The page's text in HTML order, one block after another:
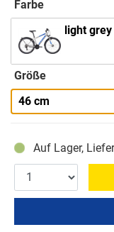
Farbe
light
Größe
46 cm
Auf Lager,